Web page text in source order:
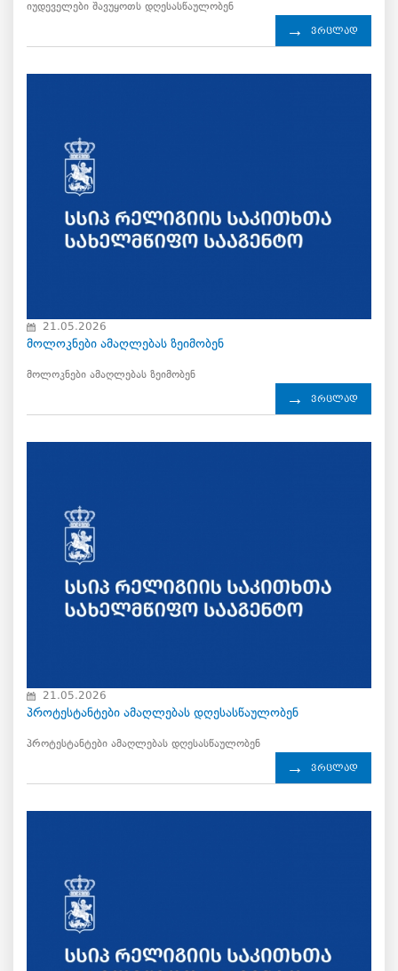
იუდეველები შავუყოთს დღესასწაულობენ
ვრცლად
21.05.2026
მოლოკნები ამაღლებას ზეიმობენ
მოლოკნები ამაღლებას ზეიმობენ
ვრცლად
21.05.2026
პროტესტანტები ამაღლებას დღესასწაულობენ
პროტესტანტები ამაღლებას დღესასწაულობენ
ვრცლად